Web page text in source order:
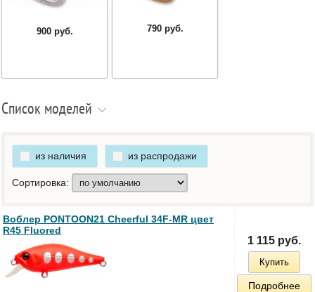
900 руб. 790 руб.
Список моделей
из наличия из распродажи
Сортировка:
Воблер PONTOON21 Cheerful 34F-MR цвет
R45 Fluored
1 115 руб.
Купить
Подробнее